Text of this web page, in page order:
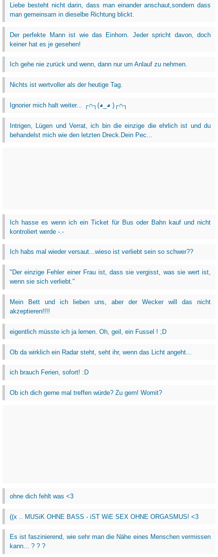
Liebe besteht nicht darin, dass man einander anschaut,sondern dass
man gemeinsam in dieselbe Richtung blickt.
Der perfekte Mann ist wie das Einhorn. Jeder spricht davon, doch
keiner hat es je gesehen!
Ich gehe nie zurück und wenn, dann nur um Anlauf zu nehmen.
Nichts ist wertvoller als der heutige Tag.
Ignorier mich halt weiter... ┌∩┐(◕_◕ )┌∩┐
Intrigen, Lügen und Verrat, ich bin die einzige die ehrlich ist und du
behandelst mich wie den letzten Dreck.Dein Pec...
Ich hasse es wenn ich ein Ticket für Bus oder Bahn kauf und nicht
kontroliert werde -.-
Ich habs mal wieder versaut...wieso ist verliebt sein so schwer??
"Der einzige Fehler einer Frau ist, dass sie vergisst, was sie wert ist,
wenn sie sich verliebt."
Mein Bett und ich lieben uns, aber der Wecker will das nicht
akzeptieren!!!!
eigentlich müsste ich ja lernen. Oh, geil, ein Fussel ! ;D
Ob da wirklich ein Radar steht, seht ihr, wenn das Licht angeht...
ich brauch Ferien, sofort! :D
Ob ich dich gerne mal treffen würde? Zu gern! Womit?
ohne dich fehlt was <3
((x .. MUSiK OHNE BASS - iST WiE SEX OHNE ORGASMUS! <3
Es ist faszinierend, wie sehr man die Nähe eines Menschen vermissen
kann... ? ? ?